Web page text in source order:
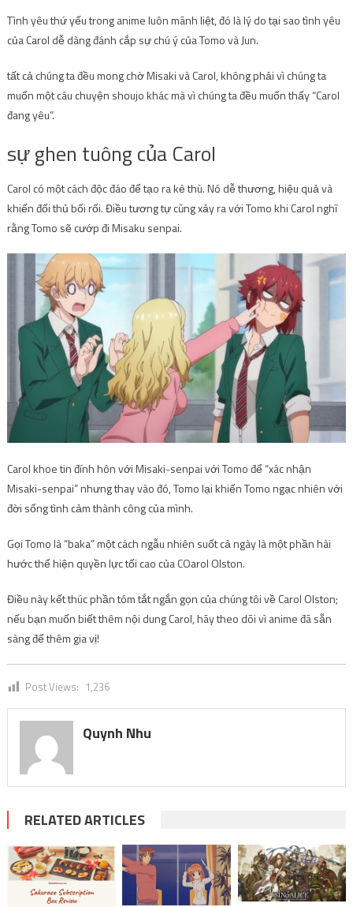
Tình yêu thứ yếu trong anime luôn mãnh liệt, đó là lý do tại sao tình yêu
của Carol dễ dàng đánh cắp sự chú ý của Tomo và Jun.
tất cả chúng ta đều mong chờ Misaki và Carol, không phải vì chúng ta
muốn một câu chuyện shoujo khác mà vì chúng ta đều muốn thấy “Carol
đang yêu”.
sự ghen tuông của Carol
Carol có một cách độc đáo để tạo ra kẻ thù. Nó dễ thương, hiệu quả và
khiến đối thủ bối rối. Điều tương tự cũng xảy ra với Tomo khi Carol nghĩ
rằng Tomo sẽ cướp đi Misaku senpai.
Carol khoe tin đính hôn với Misaki-senpai với Tomo để “xác nhận
Misaki-senpai” nhưng thay vào đó, Tomo lại khiến Tomo ngạc nhiên với
đời sống tình cảm thành công của mình.
Gọi Tomo là “baka” một cách ngẫu nhiên suốt cả ngày là một phần hài
hước thể hiện quyền lực tối cao của COarol Olston.
Điều này kết thúc phần tóm tắt ngắn gọn của chúng tôi về Carol Olston;
nếu bạn muốn biết thêm nội dung Carol, hãy theo dõi vì anime đã sẵn
sàng để thêm gia vị!
Post Views: 1,236
Quynh Nhu
RELATED ARTICLES